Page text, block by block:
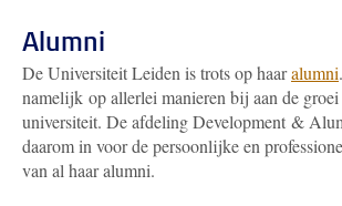
Alumni
De Universiteit Leiden is trots op haaralumni
namelijk op allerlei manieren bij aan de
universiteit. De afdeling Development &
daarom in voor de persoonlijke en
van al haar alumni.